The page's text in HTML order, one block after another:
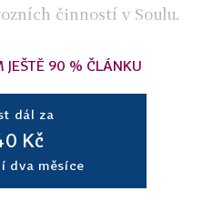
činností v Soulu.
JEŠTĚ 90 % ČLÁNKU
dál za
Kč
dva měsíce